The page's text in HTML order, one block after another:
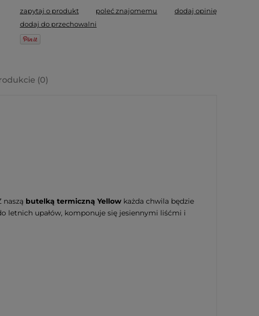
zapytaj o produkt poleć znajomemu
dodaj opinię
dodaj do przechowalni
(0)
naszą butelką termiczną Yellow każda chwila będzie
letnich upałów, komponuje się jesiennymi liśćmi i